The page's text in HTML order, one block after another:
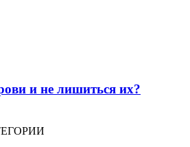
и не лишиться их?